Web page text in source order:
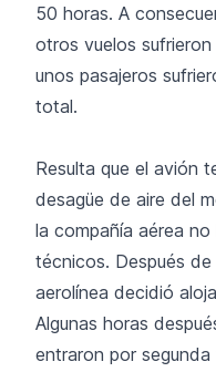
50 horas. A
otros vuelos
unos pasajeros
total.
Resulta que el avión
desagüe de aire del
la compañía aérea
técnicos. Después
aerolínea decidió
Algunas horas
entraron por